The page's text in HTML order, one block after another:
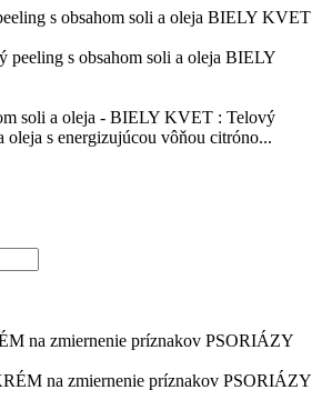
s obsahom soli a oleja BIELY KVET
soli a oleja - BIELY KVET : Telový
oleja s energizujúcou vôňou citróno...
na zmiernenie príznakov PSORIÁZY